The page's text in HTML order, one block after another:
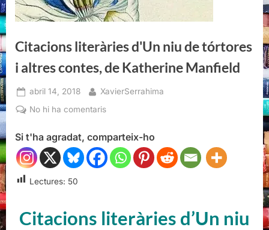
Citacions literàries d'Un niu de tórtores
i altres contes, de Katherine Manfield
Posted
on
abril 14, 2018 By
XavierSerrahima
No hi ha comentarisa
literàries
d'Un
niu
altres
Si t'ha agradat, comparteix-ho
Lectures: 50
Citacions literàries d’Un niu